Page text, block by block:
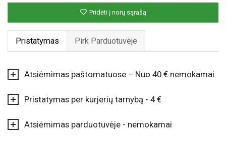
Pridėti į norų sąrašą
Pristatymas Pirk Parduotuvėje
Atsiėmimas paštomatuose – Nuo 40 € nemokamai
Pristatymas per kurjerių tarnybą - 4 €
Atsiėmimas parduotuvėje - nemokamai